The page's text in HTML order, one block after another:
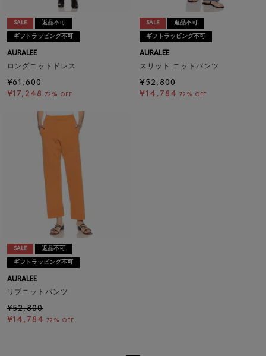
SALE 返品不可
ギフトラッピング不可
AURALEE
ロングニットドレス
¥61,600
¥17,248 72% OFF
SALE 返品不可
ギフトラッピング不可
AURALEE
スリット ニットパンツ
¥52,800
¥14,784 72% OFF
SALE 返品不可
ギフトラッピング不可
AURALEE
リブニットパンツ
¥52,800
¥14,784
72% OFF